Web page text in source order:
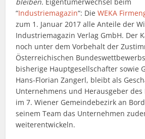
bleiben. Eigentümerwechsel beim
“Industriemagazin“: DieWEKA
zum 1. Januar 2017 alle Anteile der
Industriemagazin Verlag GmbH. Der
noch unter dem Vorbehalt der
Österreichischen
bisherige Hauptgesellschafter sowie
Hans-Florian Zangerl, bleibt als
Unternehmens und Herausgeber
im 7. Wiener Gemeindebezirk an
seinem Team das Unternehmen
weiterentwickeln.